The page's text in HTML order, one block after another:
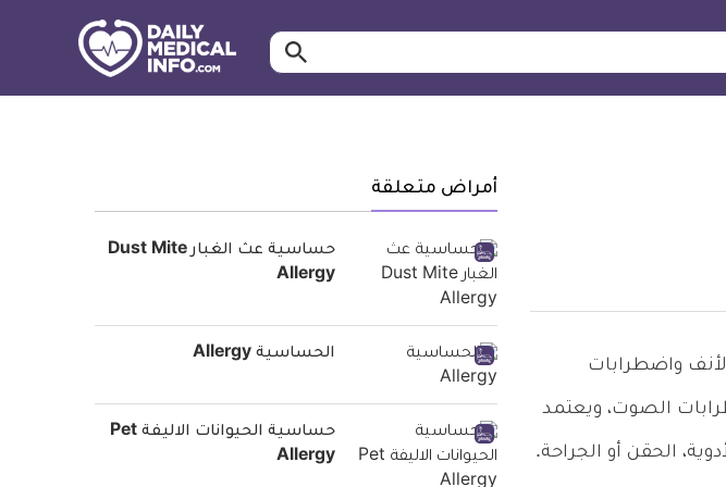
ابحث…
واضطرابات
الصوت، ويعتمد
الحقن أو الجراحة.
أمراض متعلقة
حساسية عث الغبار Dust Mite
Allergy
الحساسية Allergy
حساسية الحيوانات الاليفة Pet
Allergy